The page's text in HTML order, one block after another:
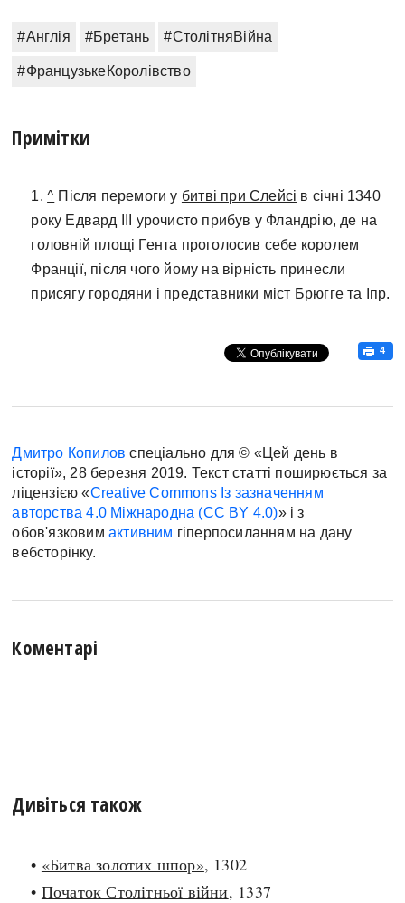
#Англія #Бретань #СтолітняВійна
#ФранцузькеКоролівство
Примітки
1.^ Після перемоги у битві при Слейсі в січні 1340
року Едвард ІІІ урочисто прибув у Фландрію, де на
головній площі Гента проголосив себе королем
Франції, після чого йому на вірність принесли
присягу городяни і представники міст Брюгге та Іпр.
4
Дмитро Копилов спеціально для © «Цей день в
історії», 28 березня 2019. Текст статті поширюється за
ліцензією «Creative Commons Із зазначенням
авторства 4.0 Міжнародна (CC BY 4.0)» і з
обов'язковимактивним гіперпосиланням на дану
вебсторінку.
Коментарі
Дивіться також
• «Битва золотих шпор», 1302
• Початок Столітньої війни, 1337